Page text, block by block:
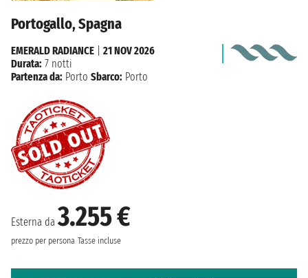
Portogallo, Spagna
Esterna da3.255 €
prezzo per persona Tasse incluse
EMERALD RADIANCE
21 NOV 2026
Durata: 7 notti
Partenza da: Porto Sbarco: Porto